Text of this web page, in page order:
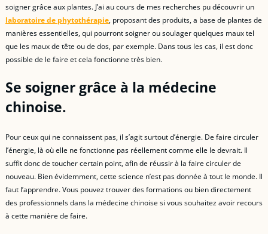
soigner grâce aux plantes. J’ai au cours de mes recherches pu découvrir un
laboratoire de phytothérapie, proposant des produits, a base de plantes de
manières essentielles, qui pourront soigner ou soulager quelques maux tel
que les maux de tête ou de dos, par exemple. Dans tous les cas, il est donc
possible de le faire et cela fonctionne très bien.
Se soigner grâce à la médecine
chinoise.
Pour ceux qui ne connaissent pas, il s’agit surtout d’énergie. De faire circuler
l’énergie, là où elle ne fonctionne pas réellement comme elle le devrait. Il
suffit donc de toucher certain point, afin de réussir à la faire circuler de
nouveau. Bien évidemment, cette science n’est pas donnée à tout le monde. Il
faut l’apprendre. Vous pouvez trouver des formations ou bien directement
des professionnels dans la médecine chinoise si vous souhaitez avoir recours
à cette manière de faire.